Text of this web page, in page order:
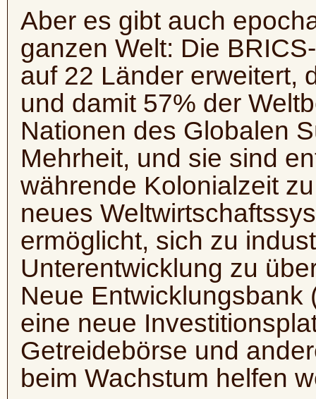
Aber es gibt auch
ganzen Welt: Die
auf 22 Länder erweitert,
und damit 57% der
Nationen des Globalen
Mehrheit, und sie sind
währende Kolonialzeit
neues
ermöglicht, sich zu
Unterentwicklung zu
Neue Entwicklungsbank
eine neue
Getreidebörse und
beim Wachstum helfen